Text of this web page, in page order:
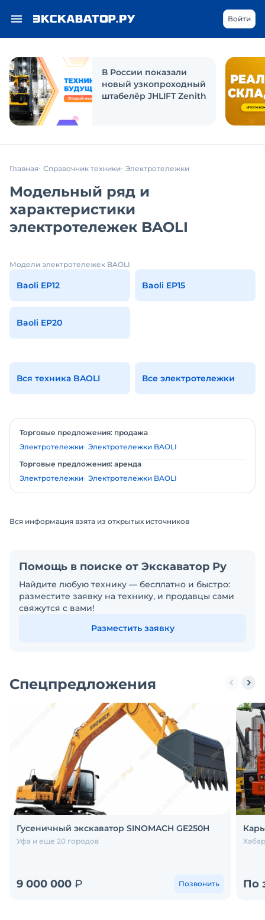
Войти
В России показали
новый узкопроходный
штабелёр JHLIFT Zenith
Главная Справочник техники Электротележки
Модельный ряд и
характеристики
электротележек BAOLI
Модели электротележек BAOLI
Baoli EP12 Baoli EP15
Baoli EP20
Вся техника BAOLI Все электротележки
Торговые предложения: продажа
Электротележки Электротележки BAOLI
Торговые предложения: аренда
Электротележки Электротележки BAOLI
Вся информация взята из открытых источников
Помощь в поиске от Экскаватор Ру
Найдите любую технику — бесплатно и быстро:
разместите заявку на технику, и продавцы сами
свяжутся с вами!
Разместить заявку
Спецпредложения
Гусеничный экскаватор SINOMACH GE250H
Уфа и еще 20 городов
9 000 000 ₽ Позвонить По